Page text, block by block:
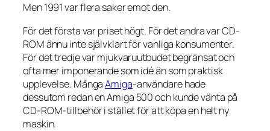
Men 1991 var flera saker emot den.
För det första var priset högt. För det andra var CD-
ROM ännu inte självklart för vanliga konsumenter.
För det tredje var mjukvaruutbudet begränsat och
ofta mer imponerande som idé än som praktisk
upplevelse. MångaAmiga-användare hade
dessutom redan en Amiga 500 och kunde vänta på
CD-ROM-tillbehör i stället för att köpa en helt ny
maskin.